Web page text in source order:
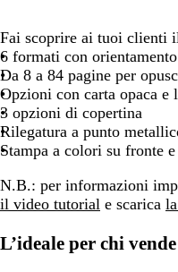
Fai scoprire ai tuoi clienti
6 formati con
Da 8 a 84 pagine per
Opzioni con carta opaca e
3 opzioni di copertina
Rilegatura a punto
Stampa a colori su fronte
N.B.: per informazioni
il video tutorial e scarica
L’ideale per chi